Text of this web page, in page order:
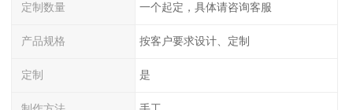
定制数量 一个起定，具体请咨询客服
产品规格 按客户要求设计、定制
定制 是